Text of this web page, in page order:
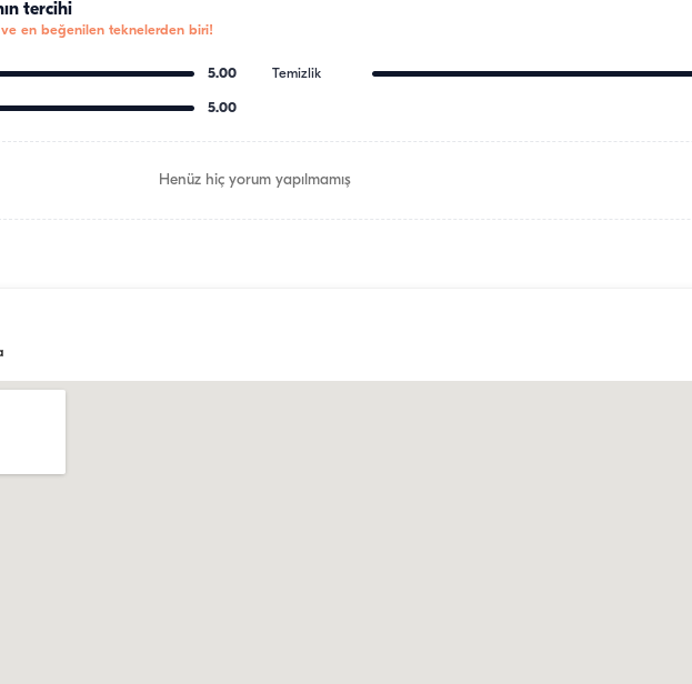
tercihi
en beğenilen teknelerden biri!
5.00 Temizlik
5.00
Henüz hiç yorum yapılmamış